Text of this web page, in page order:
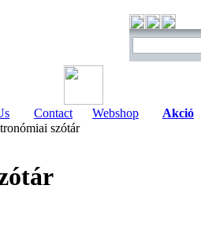
Contact Webshop Akció
szótár